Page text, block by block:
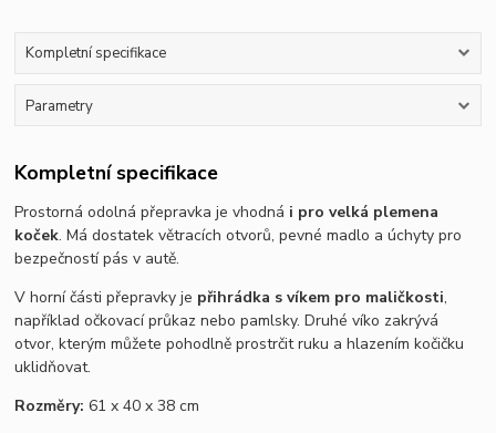
Kompletní specifikace
Parametry
Kompletní specifikace
Prostorná odolnápřepravka je vhodná i pro velká plemena
koček. Má dostatek větracích otvorů, pevné madlo a úchyty pro
bezpečností pás v autě.
V horní části přepravky je přihrádka s víkem pro maličkosti,
například očkovací průkaz nebo pamlsky. Druhé víko zakrývá
otvor, kterým můžete pohodlně prostrčit ruku a hlazením kočičku
uklidňovat.
Rozměry: 61 x 40 x 38 cm